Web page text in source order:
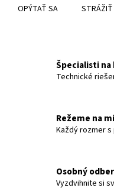
OPÝTAŤ SA STRÁŽIŤ
Špecialisti
Technické
Režeme na
Každý rozmer
Osobný odber
Vyzdvihnite si